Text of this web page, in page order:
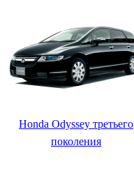
Honda Odyssey третьего
поколения